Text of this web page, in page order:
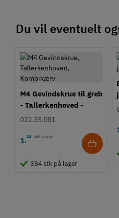
Du vil eventuelt
M4 Gevindskrue til greb
- Tallerkenhoved -
Krydskærv
022.35.081
1,15 Inkl. moms
384 stk på lager